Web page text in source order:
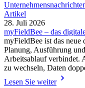
Artikel
28. Juli 2026
myFieldBee – das
myFieldBee ist das neue
Planung, Ausführung
Arbeitsablauf verbindet.
zu wechseln, Daten
Lesen Sie weiter